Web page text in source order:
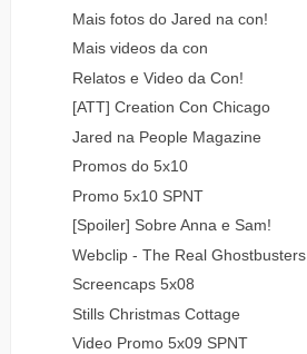
Mais fotos do Jared na con!
Mais videos da con
Relatos e Video da Con!
[ATT] Creation Con Chicago
Jared na People Magazine
Promos do 5x10
Promo 5x10 SPNT
[Spoiler] Sobre Anna e Sam!
Webclip - The Real Ghostbusters
Screencaps 5x08
Stills Christmas Cottage
Video Promo 5x09 SPNT